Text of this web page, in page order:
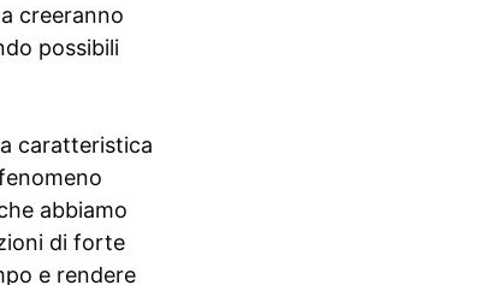
creeranno
possibili
caratteristica
abbiamo
di forte
e rendere